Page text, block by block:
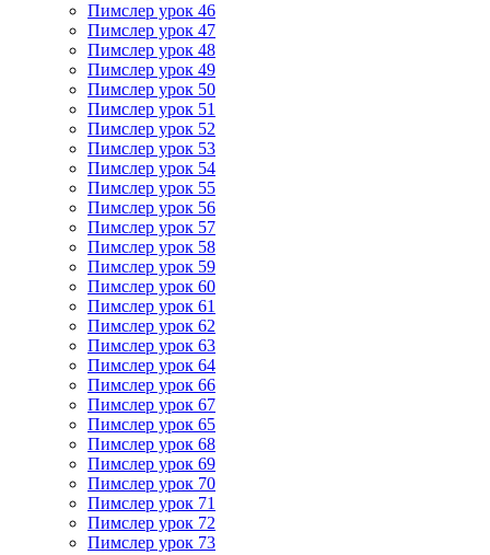
Пимслер урок 46
Пимслер урок 47
Пимслер урок 48
Пимслер урок 49
Пимслер урок 50
Пимслер урок 51
Пимслер урок 52
Пимслер урок 53
Пимслер урок 54
Пимслер урок 55
Пимслер урок 56
Пимслер урок 57
Пимслер урок 58
Пимслер урок 59
Пимслер урок 60
Пимслер урок 61
Пимслер урок 62
Пимслер урок 63
Пимслер урок 64
Пимслер урок 66
Пимслер урок 67
Пимслер урок 65
Пимслер урок 68
Пимслер урок 69
Пимслер урок 70
Пимслер урок 71
Пимслер урок 72
Пимслер урок 73